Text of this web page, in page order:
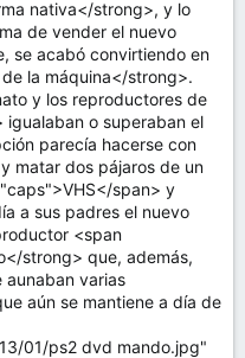
nativa</strong>, y lo
de vender el nuevo
se acabó convirtiendo en
la máquina</strong>.
y los reproductores de
o superaban el
parecía hacerse con
matar dos pájaros de un
span> y
a sus padres el nuevo
<span
strong> que, además,
aunaban varias
aún se mantiene a día de
01/ps2 dvd mando.jpg"